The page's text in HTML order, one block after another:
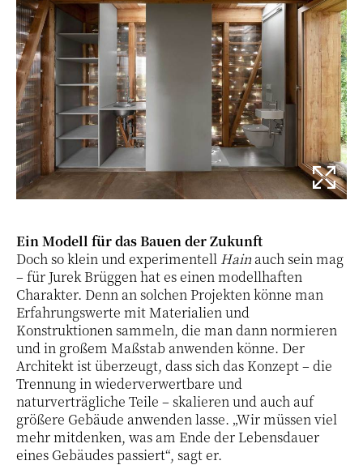
Ein Modell für das Bauen der Zukunft
Doch so klein und experimentell Hain auch sein mag
– für Jurek Brüggen hat es einen modellhaften
Charakter. Denn an solchen Projekten könne man
Erfahrungswerte mit Materialien und
Konstruktionen sammeln, die man dann normieren
und in großem Maßstab anwenden könne. Der
Architekt ist überzeugt, dass sich das Konzept – die
Trennung in wiederverwertbare und
naturverträgliche Teile – skalieren und auch auf
größere Gebäude anwenden lasse. „Wir müssen viel
mehr mitdenken, was am Ende der Lebensdauer
eines Gebäudes passiert“, sagt er.